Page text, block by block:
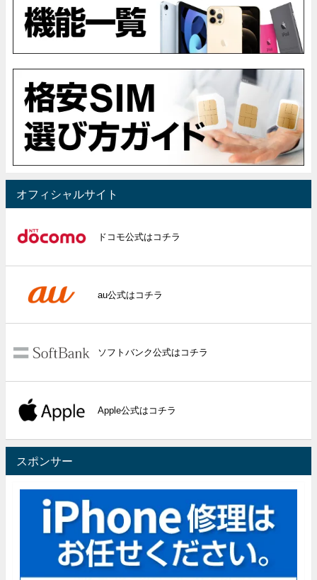
オフィシャルサイト
ドコモ公式はコチラ
au公式はコチラ
ソフトバンク公式はコチラ
Apple公式はコチラ
スポンサー